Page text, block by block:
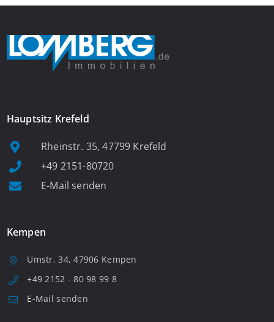
Hauptsitz Krefeld
Rheinstr. 35, 47799 Krefeld
+49 2151-80720
E-Mail senden
Kempen
Umstr. 34, 47906 Kempen
+49 2152 - 80 98 99 8
E-Mail senden